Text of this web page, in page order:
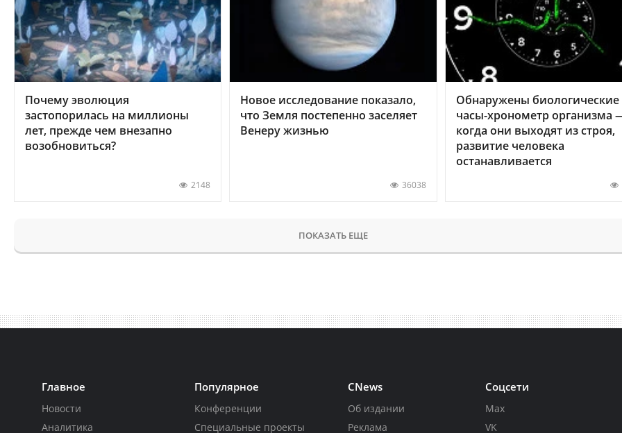
Почему эволюция
застопорилась на миллионы
лет, прежде чем внезапно
возобновиться?
2148
Новое исследование показало,
что Земля постепенно заселяет
Венеру жизнью
36038
Обнаружены биологические
часы-хронометр организма
когда они выходят из строя,
развитие человека
останавливается
ПОКАЗАТЬ ЕЩЕ
Главное
Новости
Аналитика
Популярное
Конференции
Специальные проекты
CNews
Об издании
Реклама
Соцсети
Max
VK